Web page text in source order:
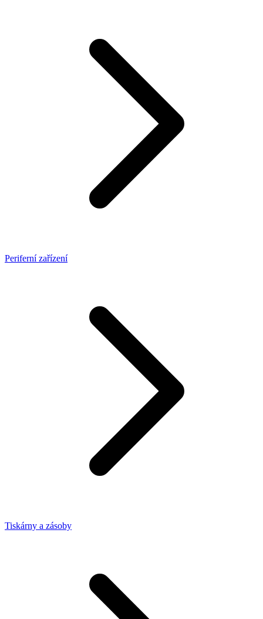
Periferní zařízení
Tiskárny a zásoby